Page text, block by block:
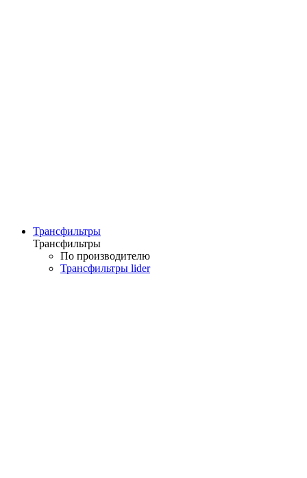
Трансфильтры
Трансфильтры
По производителю
Трансфильтры lider